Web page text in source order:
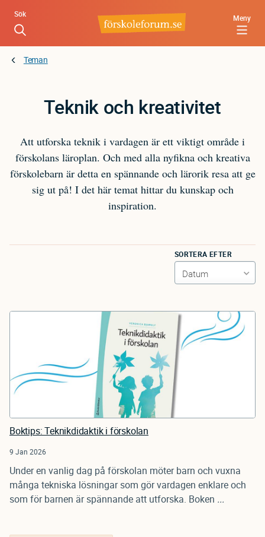
Hoppa
huvudinnehåll
Meny
Sök
Teman
Teknik och kreativitet
Att utforska teknik i vardagen är ett viktigt område i
förskolans läroplan. Och med alla nyfikna och kreativa
förskolebarn är detta en spännande och lärorik resa att ge
sig ut på! I det här temat hittar du kunskap och
inspiration.
SORTERA EFTER
Boktips: Teknikdidaktik i förskolan
9 Jan 2026
Under en vanlig dag på förskolan möter barn och vuxna
många tekniska lösningar som gör vardagen enklare och
som för barnen är spännande att utforska. Boken ...